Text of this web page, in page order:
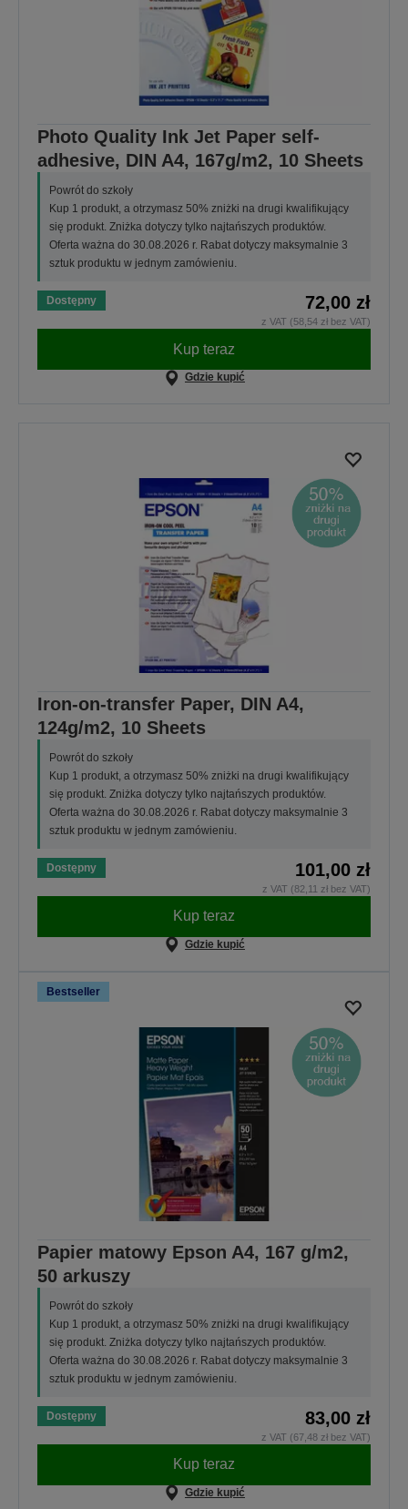
Photo Quality Ink Jet Paper self-
adhesive, DIN A4, 167g/m2, 10 Sheets
Powrót do szkoły
Kup 1 produkt, a otrzymasz 50% zniżki na drugi kwalifikujący
się produkt. Zniżka dotyczy tylko najtańszych produktów.
Oferta ważna do 30.08.2026 r. Rabat dotyczy maksymalnie 3
sztuk produktu w jednym zamówieniu.
Dostępny 72,00 zł
z VAT (58,54 zł bez VAT)
Kup teraz
Gdzie kupić
Iron-on-transfer Paper, DIN A4,
124g/m2, 10 Sheets
Powrót do szkoły
Kup 1 produkt, a otrzymasz 50% zniżki na drugi kwalifikujący
się produkt. Zniżka dotyczy tylko najtańszych produktów.
Oferta ważna do 30.08.2026 r. Rabat dotyczy maksymalnie 3
sztuk produktu w jednym zamówieniu.
Dostępny 101,00 zł
z VAT (82,11 zł bez VAT)
Kup teraz
Gdzie kupić
Bestseller
Papier matowy Epson A4, 167 g/m2,
50 arkuszy
Powrót do szkoły
Kup 1 produkt, a otrzymasz 50% zniżki na drugi kwalifikujący
się produkt. Zniżka dotyczy tylko najtańszych produktów.
Oferta ważna do 30.08.2026 r. Rabat dotyczy maksymalnie 3
sztuk produktu w jednym zamówieniu.
Dostępny 83,00 zł
z VAT (67,48 zł bez VAT)
Kup teraz
Gdzie kupić